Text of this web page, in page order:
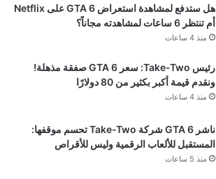
هل ستدفع لمشاهدة استعراض GTA 6 على Netflix
أم تنتظر 6 ساعات لمشاهدته مجاناً؟
منذ 4 ساعات
رئيس Take-Two: سعر GTA 6 صفقة مذهلة!
ونقدم قيمة أكبر بكثير من 80 دولارًا
منذ 4 ساعات
ناشر GTA 6 شركة Take-Two تحسم موقفها:
المستقبل للألعاب الرقمية وليس للأقراص
منذ 5 ساعات